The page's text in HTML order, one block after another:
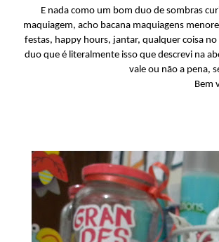
E nada como um bom duo de sombras
maquiagem, acho bacana maquiagens
festas, happy hours, jantar, qualquer coisa
duo que é literalmente isso que descrevi na
vale ou não a pena,
Bem